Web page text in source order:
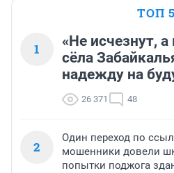
ТОП 5
1
«Не исчезнут,
сёла
надежду на
26 371 48
2
Один переход по
мошенники довели
попытки поджога